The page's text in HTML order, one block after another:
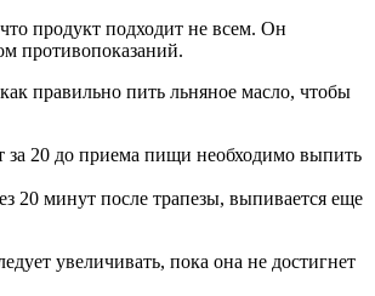
продукт подходит не всем. Он
противопоказаний.
правильно пить льняное масло, чтобы
за 20 до приема пищи необходимо выпить
20 минут после трапезы, выпивается еще
увеличивать, пока она не достигнет